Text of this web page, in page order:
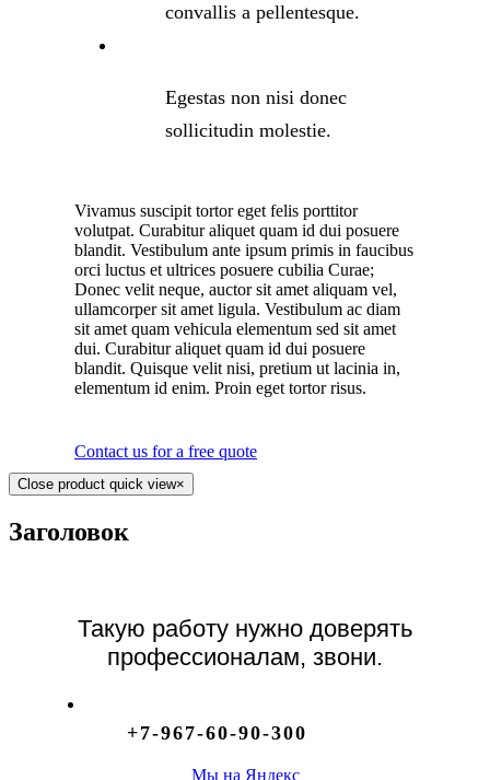
convallis a pellentesque.
Egestas non nisi donec
sollicitudin molestie.
Vivamus suscipit tortor eget felis porttitor
volutpat. Curabitur aliquet quam id dui posuere
blandit. Vestibulum ante ipsum primis in faucibus
orci luctus et ultrices posuere cubilia Curae;
Donec velit neque, auctor sit amet aliquam vel,
ullamcorper sit amet ligula. Vestibulum ac diam
sit amet quam vehicula elementum sed sit amet
dui. Curabitur aliquet quam id dui posuere
blandit. Quisque velit nisi, pretium ut lacinia in,
elementum id enim. Proin eget tortor risus.
Contact us for a free quote
Close product quick view×
Заголовок
Такую работу нужно доверять
профессионалам, звони.
+7-967-60-90-300
Мы на Яндекс